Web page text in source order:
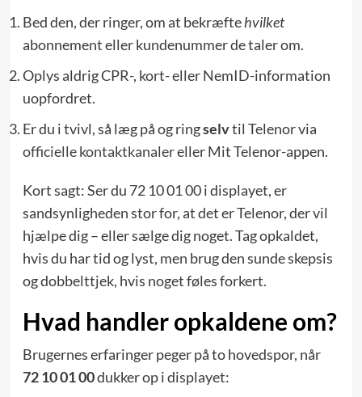
Bed den, der ringer, om at bekræftehvilket
abonnement eller kundenummer de taler om.
Oplys aldrig CPR-, kort- eller NemID-information
uopfordret.
Er du i tvivl, så læg på og ringselvtil Telenor via
officielle kontaktkanalereller Mit Telenor-appen.
Kort sagt: Ser du 72 10 01 00 i displayet, er
sandsynligheden stor for, at det er Telenor, der vil
hjælpe dig – eller sælge dig noget. Tag opkaldet,
hvis du har tid og lyst, men brug den sunde skepsis
og dobbelttjek, hvis noget føles forkert.
Hvad handler opkaldene om?
Brugernes erfaringer peger på to hovedspor, når
72 10 01 00dukker op i displayet: